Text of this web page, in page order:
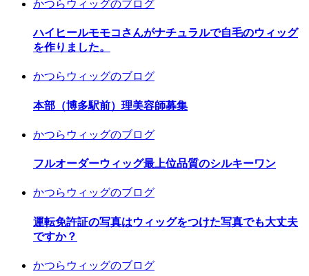
かつらウィッグのブログ
ハイヒールモモコさんがナチュラルで自毛のウィッグ
を作りました。
かつらウィッグのブログ
本部（博多駅前）理美容師募集
かつらウィッグのブログ
フルオーダーウィッグ最上位品質のシルキーワン
かつらウィッグのブログ
運転免許証の写真はウィッグをつけた写真でも大丈夫
ですか？
かつらウィッグのブログ